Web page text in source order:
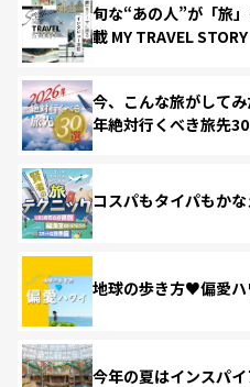
旬な“あの人”が「旅
載 MY TRAVEL STORY
今、こんな旅がして
年絶対行くべき旅先30
コスパもタイパもか
地球の歩き方♥偏愛ハ
今年の夏はインスパイ